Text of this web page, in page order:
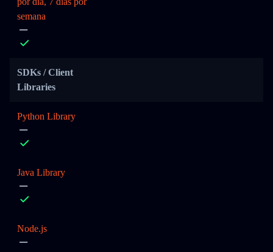
semana
SDKs / Client
Libraries
Python Library
Java Library
Node.js